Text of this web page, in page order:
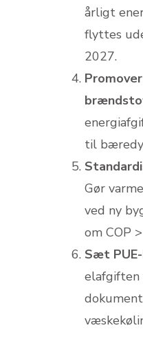
årligt
flyttes
2027.
til
Gør
ved ny
om COP
Sæt
elafgiften